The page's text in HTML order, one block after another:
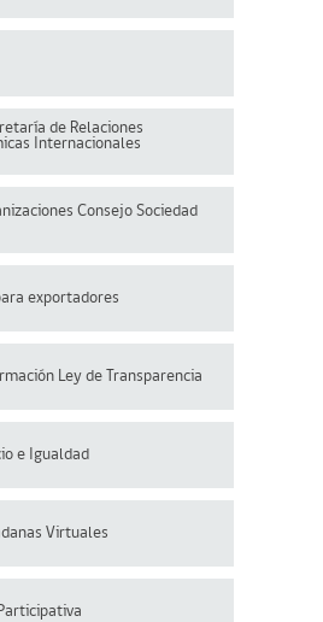
de Relaciones
Internacionales
Consejo Sociedad
exportadores
Ley de Transparencia
e Igualdad
Virtuales